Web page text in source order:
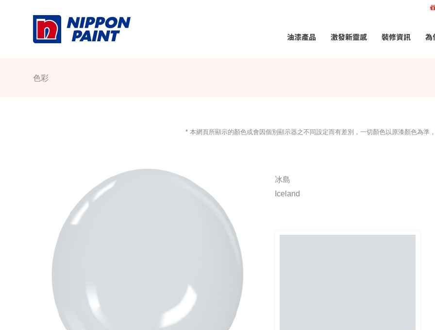
油漆產品 激發新靈感 裝修資訊 為
色彩
* 本網頁所顯示的顏色或會因個別顯示器之不同設定而有差別，一切顏色以原漆顏色為準，
冰島
Iceland